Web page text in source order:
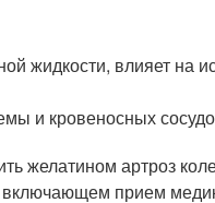
жидкости, влияет на
и кровеносных
желатином артроз
прием